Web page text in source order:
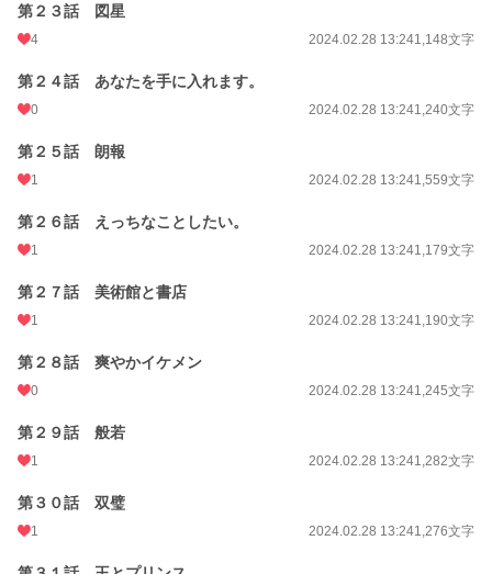
第２３話 図星
4 2024.02.28 13:241,148文字
第２４話 あなたを手に入れます。
0 2024.02.28 13:241,240文字
第２５話 朗報
1 2024.02.28 13:241,559文字
第２６話 えっちなことしたい。
1 2024.02.28 13:241,179文字
第２７話 美術館と書店
1 2024.02.28 13:241,190文字
第２８話 爽やかイケメン
0 2024.02.28 13:241,245文字
第２９話 般若
1 2024.02.28 13:241,282文字
第３０話 双璧
1 2024.02.28 13:241,276文字